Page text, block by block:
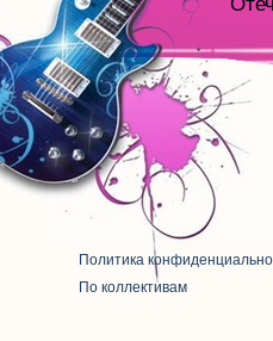
Политика
По коллективам